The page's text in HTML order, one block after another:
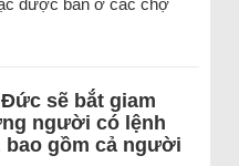
được bán ở các chợ
sẽ bắt giam
người có lệnh
bao gồm cả người